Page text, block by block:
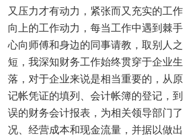
又压力才有动力，紧张而又充实的工
向上的工作动力，每当工作中遇到棘
心向师傅和身边的同事请教，取别人
短，我深知财务工作始终贯穿于企业
落，对于企业来说是相当重要的，从原
记帐凭证的填列、会计帐簿的登记，
误的财务会计报表，为相关领导部门
况、经营成本和现金流量，并据以做